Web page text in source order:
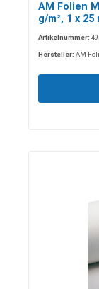
AM Folien
g/m², 1 x 25
Artikelnummer:
Hersteller: AM